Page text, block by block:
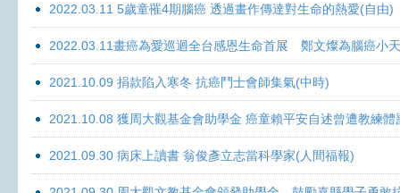
2022.03.11 5歲童罹4期腦癌 透過畫作傳達對生命的熱愛(自由)
2022.03.11畫癌為愛巡迴全台感恩生命首展 鄭文燦為腦癌小
2021.10.09 捐款陷入寒冬 抗癌鬥士會師集氣(中時)
2021.10.08 獲周大觀基金會助學金 癌童賴平安自述曾遭教練體
2021.09.30 病床上讀書 翁俊彥立志當科學家(人間福報)